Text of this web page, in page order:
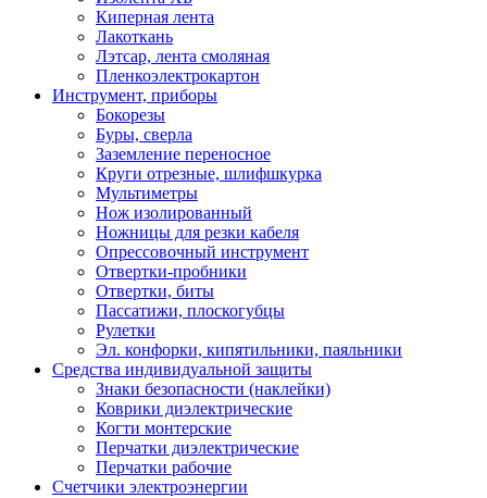
Киперная лента
Лакоткань
Лэтсар, лента смоляная
Пленкоэлектрокартон
Инструмент, приборы
Бокорезы
Буры, сверла
Заземление переносное
Круги отрезные, шлифшкурка
Мультиметры
Нож изолированный
Ножницы для резки кабеля
Опрессовочный инструмент
Отвертки-пробники
Отвертки, биты
Пассатижи, плоскогубцы
Рулетки
Эл. конфорки, кипятильники, паяльники
Средства индивидуальной защиты
Знаки безопасности (наклейки)
Коврики диэлектрические
Когти монтерские
Перчатки диэлектрические
Перчатки рабочие
Счетчики электроэнергии